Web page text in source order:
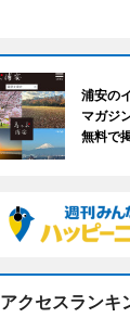
浦安の
マガジ
無料で
アクセスランキ